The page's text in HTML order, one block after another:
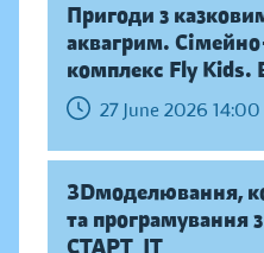
Пригоди з
аквагрим.
комплекс Fly Kids.
27 June 2026 14:00
ЗDмоделювання,
та програмування
СТАРТ_ІТ